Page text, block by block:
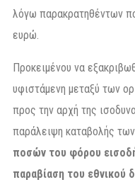
λόγω παρακρατηθέντων
ευρώ.
Προκειμένου να
υφιστάμενη μεταξύ των
προς την αρχή της
παράλειψη καταβολής
ποσών του φόρου
παραβίαση του εθνικού